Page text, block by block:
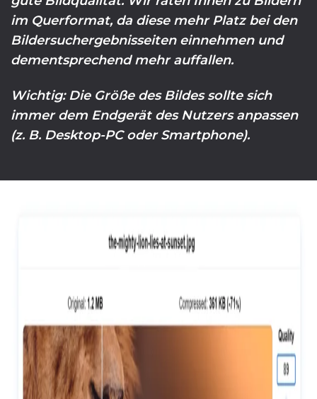
im Querformat, da diese mehr Platz bei den
Bildersuchergebnisseiten einnehmen und
dementsprechend mehr auffallen.
Wichtig: Die Größe des Bildes sollte sich
immer dem Endgerät des Nutzers anpassen
(z. B. Desktop-PC oder Smartphone).